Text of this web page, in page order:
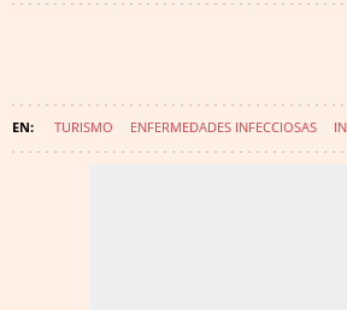
TURISMO ENFERMEDADES INFECCIOSAS